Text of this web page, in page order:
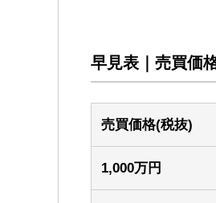
早見表｜売買価
売買価格(税抜)
1,000万円